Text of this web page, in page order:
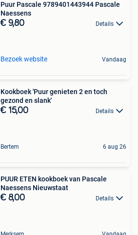
Puur Pascale 9789401443944 Pascale
Naessens
€ 9,80 Details
Bezoek website Vandaag
Kookboek 'Puur genieten 2 en toch
gezond en slank'
€ 15,00 Details
Bertem 6 aug 26
PUUR ETEN kookboek van Pascale
Naessens Nieuwstaat
€ 8,00 Details